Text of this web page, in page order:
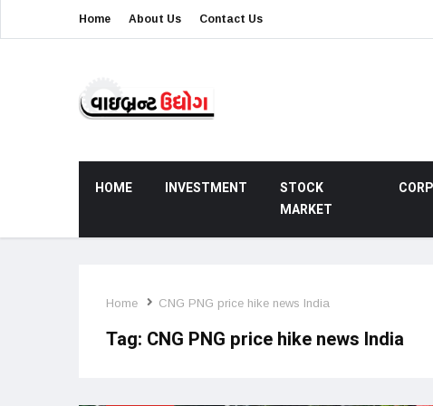
Home About Us Contact Us
HOME INVESTMENT
STOCK
MARKET
Home CNG PNG price hike news India
Tag: CNG PNG price hike news India